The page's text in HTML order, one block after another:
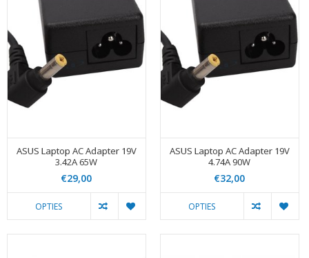
ASUS Laptop AC Adapter 19V
3.42A 65W
€29,00
OPTIES
ASUS Laptop AC Adapter 19V
4.74A 90W
€32,00
OPTIES